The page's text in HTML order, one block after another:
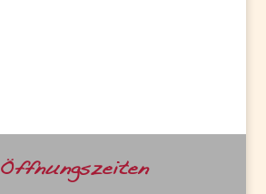
Öffnungszeiten